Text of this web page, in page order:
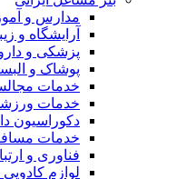
مدارس و
آرایشگاه و
پزشکی و
پوشاک و
خدمات
خدمات
دکوراسیون
خدمات
فناوری و
لوازم کادویی